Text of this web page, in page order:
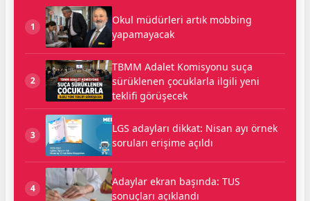
1
Okul müdürleri artık mobbing
yapamayacak
2
TBMM Adalet Komisyonu suça
sürüklenen çocuklarla ilgili yeni
teklifi görüşecek
3
LGS adayları dikkat: Nisan ayı örnek
soruları erişime açıldı
4
Adaylar ekran başında: TUS
sonuçları açıklandı